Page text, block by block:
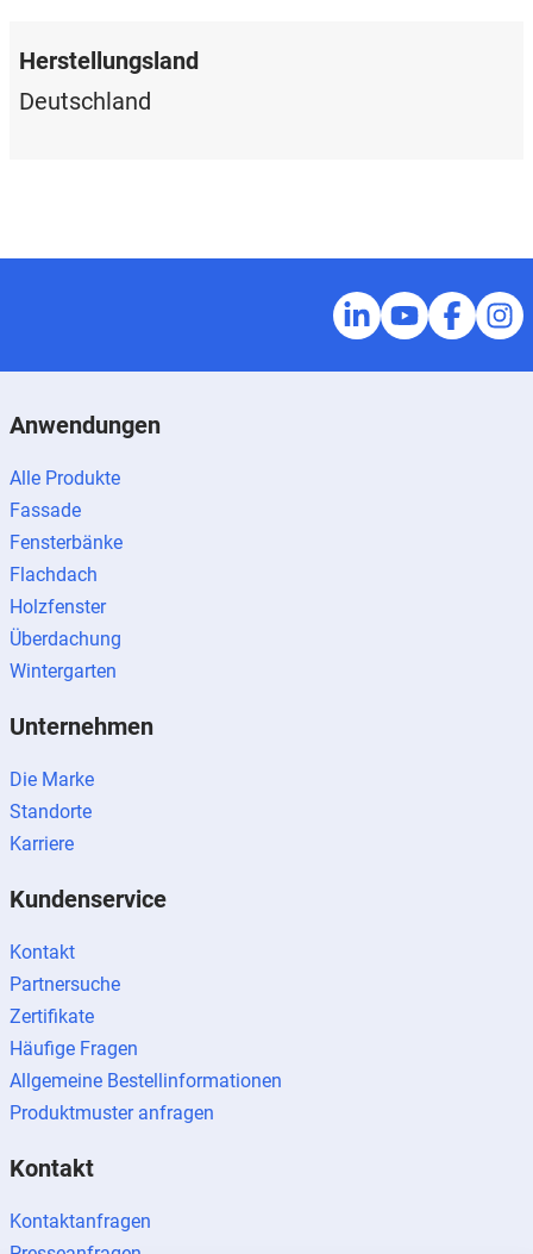
Herstellungsland
Deutschland
Anwendungen
Alle Produkte
Fassade
Fensterbänke
Flachdach
Holzfenster
Überdachung
Wintergarten
Unternehmen
Die Marke
Standorte
Karriere
Kundenservice
Kontakt
Partnersuche
Zertifikate
Häufige Fragen
Allgemeine Bestellinformationen
Produktmuster anfragen
Kontakt
Kontaktanfragen